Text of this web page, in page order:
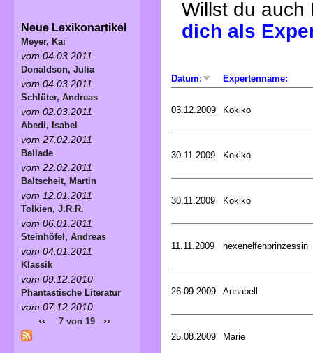
Willst du
dich als
Datum: Expertenname:
03.12.2009 Kokiko
30.11.2009 Kokiko
30.11.2009 Kokiko
11.11.2009 hexenelfenprinzessin
26.09.2009 Annabell
25.08.2009 Marie
Neue Lexikonartikel
Meyer, Kai
vom 04.03.2011
Donaldson, Julia
vom 04.03.2011
Schlüter, Andreas
vom 02.03.2011
Abedi, Isabel
vom 27.02.2011
Ballade
vom 22.02.2011
Baltscheit, Martin
vom 12.01.2011
Tolkien, J.R.R.
vom 06.01.2011
Steinhöfel, Andreas
vom 04.01.2011
Klassik
vom 09.12.2010
Phantastische Literatur
vom 07.12.2010
‹‹ 7 von 19 ››